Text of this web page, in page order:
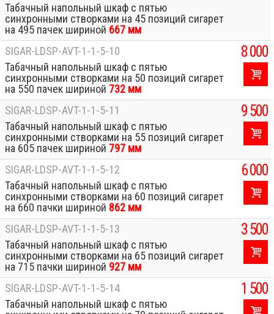
Табачный напольный шкаф с пятью
синхронными створками на 45 позиций сигарет
на 495 пачек шириной 667 мм
SIGAR-LDSP-AVT-1-1-5-10
Табачный напольный шкаф с пятью
синхронными створками на 50 позиций сигарет
на 550 пачек шириной 732 мм
8 000
SIGAR-LDSP-AVT-1-1-5-11
Табачный напольный шкаф с пятью
синхронными створками на 55 позиций сигарет
на 605 пачек шириной 797 мм
9 500
SIGAR-LDSP-AVT-1-1-5-12
Табачный напольный шкаф с пятью
синхронными створками на 60 позиций сигарет
на 660 пачки шириной 862 мм
6 000
SIGAR-LDSP-AVT-1-1-5-13
Табачный напольный шкаф с пятью
синхронными створками на 65 позиций сигарет
на 715 пачки шириной 927 мм
3 500
SIGAR-LDSP-AVT-1-1-5-14
Табачный напольный шкаф с пятью
1 500